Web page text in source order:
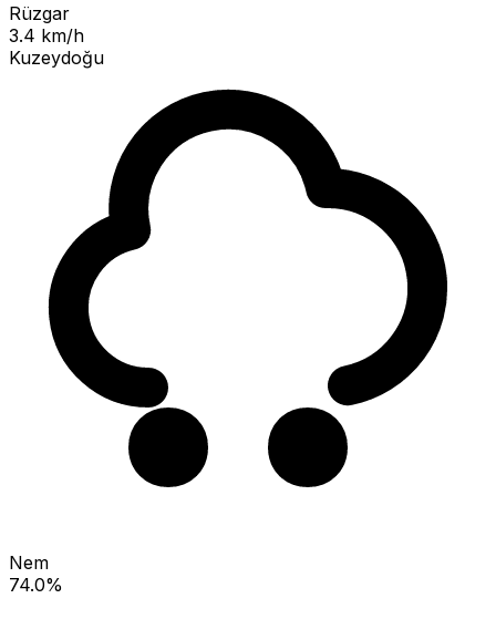
Rüzgar
3.4 km/h
Kuzeydoğu
Nem
74.0%